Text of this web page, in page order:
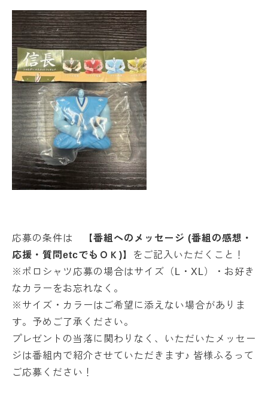
応募の条件は
【番組へのメッセージ (番組の感想・
応援・質問etcでもＯＫ)】
をご記入いただくこと！
※ポロシャツ応募の場合はサイズ（L・XL）・お好き
なカラーをお忘れなく。
※サイズ・カラーはご希望に添えない場合がありま
す。予めご了承ください。
プレゼントの当落に関わりなく、いただいたメッセー
ジは番組内で紹介させていただきます♪ 皆様ふるって
ご応募ください！